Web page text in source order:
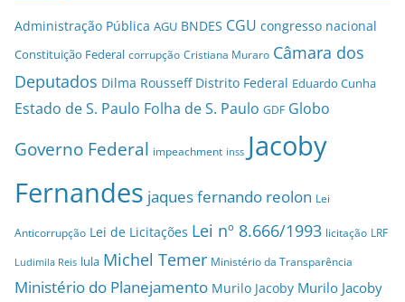
Administração Pública AGU BNDES CGU congresso nacional
Constituição Federal corrupção Cristiana Muraro Câmara dos
Deputados Dilma Rousseff Distrito Federal Eduardo Cunha
Estado de S. Paulo Folha de S. Paulo GDF Globo
Governo Federal impeachment inss Jacoby
Fernandes jaques fernando reolon Lei
Anticorrupção Lei de Licitações Lei nº 8.666/1993 licitação LRF
Ludimila Reis lula Michel Temer Ministério da Transparência
Ministério do Planejamento Murilo Jacoby Murilo Jacoby